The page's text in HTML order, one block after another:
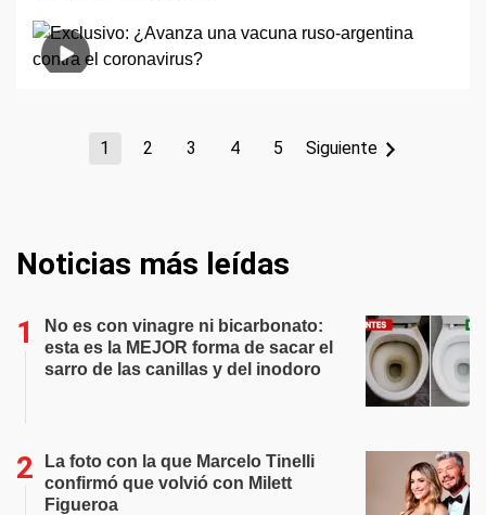
1 2 3 4 5 Siguiente
Noticias más leídas
No es con vinagre ni bicarbonato:
esta es la MEJOR forma de sacar el
sarro de las canillas y del inodoro
La foto con la que Marcelo Tinelli
confirmó que volvió con Milett
Figueroa